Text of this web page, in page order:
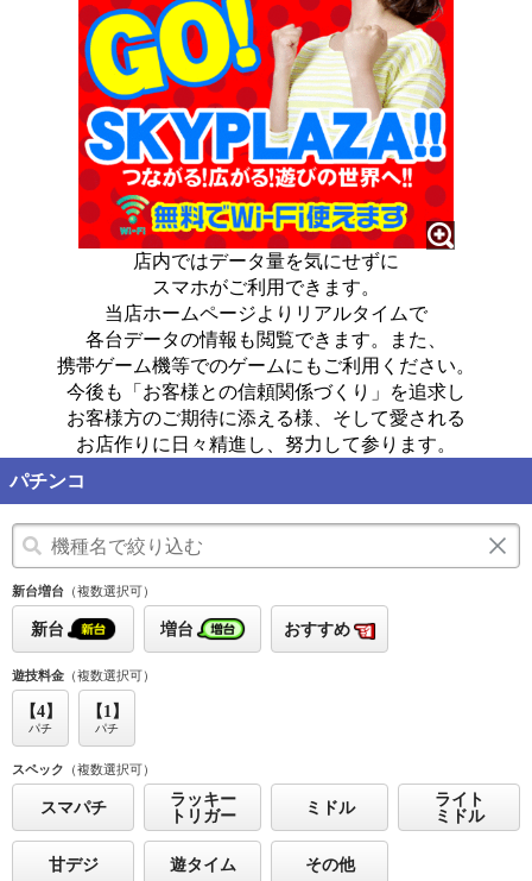
店内ではデータ量を気にせずに
スマホがご利用できます。
当店ホームページよりリアルタイムで
各台データの情報も閲覧できます。また、
携帯ゲーム機等でのゲームにもご利用ください。
今後も「お客様との信頼関係づくり」を追求し
お客様方のご期待に添える様、そして愛される
お店作りに日々精進し、努力して参ります。
パチンコ
新台増台 （複数選択可）
新台 増台 おすすめ
遊技料金 （複数選択可）
【4】
パチ
【1】
パチ
スペック （複数選択可）
スマパチ
ラッキー
トリガー
ミドル
ライト
ミドル
甘デジ 遊タイム その他